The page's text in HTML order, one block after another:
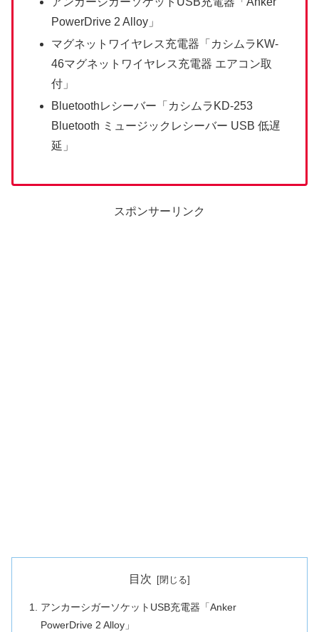
PowerDrive 2 Alloy」
マグネットワイヤレス充電器「カシムラKW-
46マグネットワイヤレス充電器 エアコン取
付」
Bluetoothレシーバー「カシムラKD-253
Bluetooth ミュージックレシーバー USB 低遅
延」
スポンサーリンク
目次
アンカーシガーソケットUSB充電器「Anker
PowerDrive 2 Alloy」